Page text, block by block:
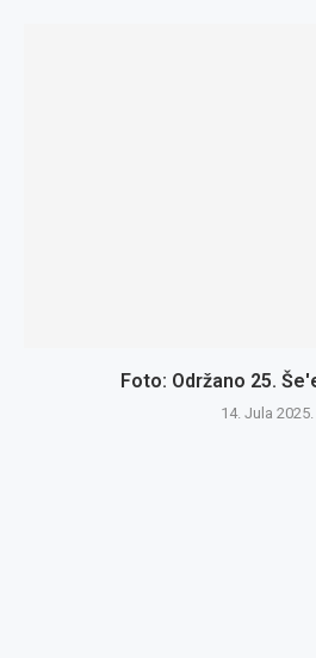
Foto: Održano 25.
14. Jula 2025.